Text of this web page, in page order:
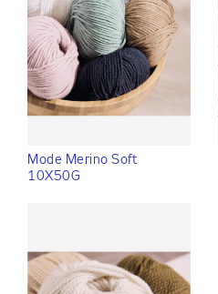
Mode Merino Soft
10X50G